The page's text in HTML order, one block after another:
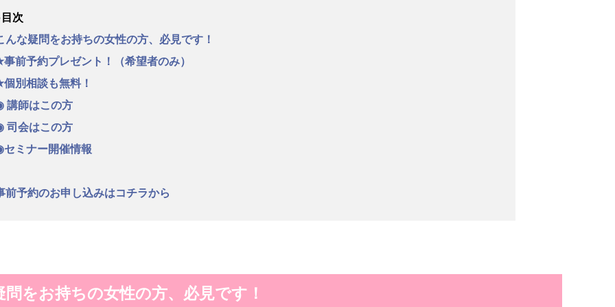
次
んな疑問をお持ちの女性の方、必見です！
前予約プレゼント！（希望者のみ）
別相談も無料！
講師はこの方
司会はこの方
ミナー開催情報
前予約のお申し込みはコチラから
をお持ちの女性の方、必見です！